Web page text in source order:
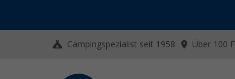
Campingspezialist seit 1958 Über 100